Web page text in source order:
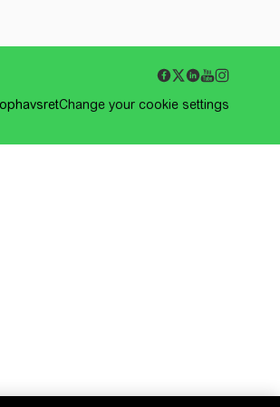
Change your cookie settings